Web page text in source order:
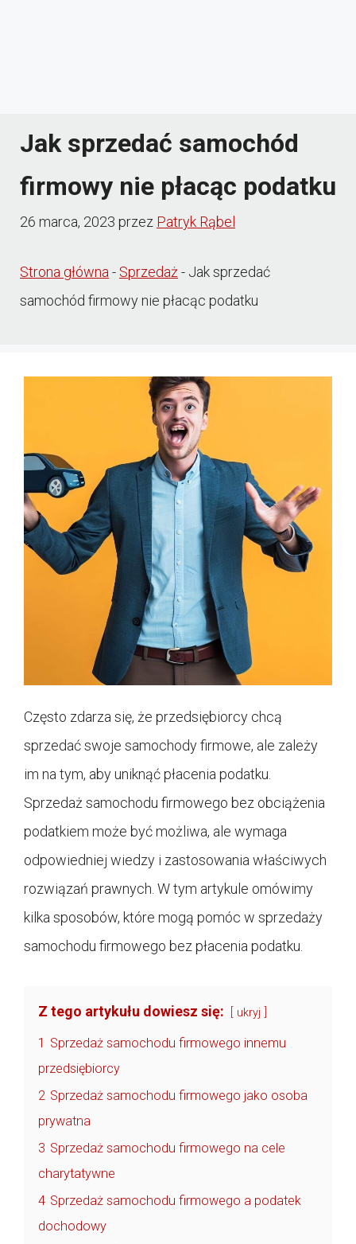
Jak sprzedać samochód
firmowy nie płacąc podatku
26 marca, 2023 przez Patryk Rąbel
Strona główna- Sprzedaż- Jak sprzedać
samochód firmowy nie płacąc podatku
Często zdarza się, że przedsiębiorcy chcą
sprzedać swoje samochody firmowe, ale zależy
im na tym, aby uniknąć płacenia podatku.
Sprzedaż samochodu firmowego bez obciążenia
podatkiem może być możliwa, ale wymaga
odpowiedniej wiedzy i zastosowania właściwych
rozwiązań prawnych. W tym artykule omówimy
kilka sposobów, które mogą pomóc w sprzedaży
samochodu firmowego bez płacenia podatku.
Z tego artykułu dowiesz się: ukryj
1 Sprzedaż samochodu firmowego innemu
przedsiębiorcy
2 Sprzedaż samochodu firmowego jako osoba
prywatna
3 Sprzedaż samochodu firmowego na cele
charytatywne
4 Sprzedaż samochodu firmowego a podatek
dochodowy